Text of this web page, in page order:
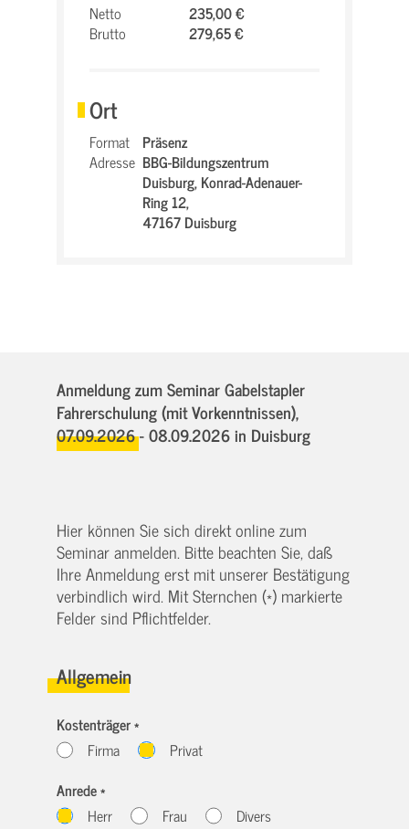
Netto
235,00 €
Brutto
279,65 €
Ort
Format Präsenz
Adresse BBG-Bildungszentrum
Duisburg,Konrad-Adenauer-
Ring 12,
47167 Duisburg
Anmeldung zum Seminar Gabelstapler
Fahrerschulung (mit Vorkenntnissen),
07.09.2026 - 08.09.2026in Duisburg
Hier können Sie sich direkt online zum
Seminar anmelden. Bitte beachten Sie, daß
Ihre Anmeldung erst mit unserer Bestätigung
verbindlich wird. Mit Sternchen (*) markierte
Felder sind Pflichtfelder.
Allgemein
Kostenträger *
Firma
Privat
Anrede *
Herr
Frau Divers